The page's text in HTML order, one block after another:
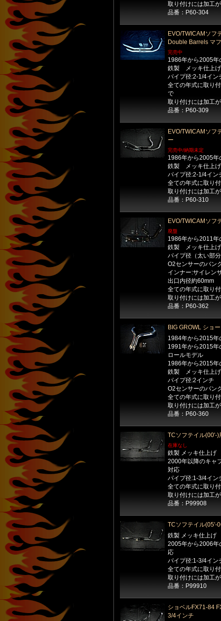
取り付けには加工
品番：P60-304
EVO/TWICAMソフ
Double Barrels マ
完売中
1986年から2005年
鉄製 メッキ仕上げ
パイプ径:2-1/4イン
全ての年式に取り
で
取り付けには加工
品番：P60-309
EVO/TWICAMソフ
ー
完売中/納期未定
1986年から2005年
鉄製 メッキ仕上げ
パイプ径:2-1/4イン
全ての年式に取り
取り付けには加工
品番：P60-310
EVO/TWICAMソフ
廃盤
1986年から2011年
鉄製 メッキ仕上げ
パイプ径（太い部
O2センサーのバン
インナー:サイレン
出口内径約60mm
全ての年式に取り
取り付けには加工
品番：P60-362
BIG GROWL ショ
1984年から2015年
1991年から2015年
ロールモデル
1986年から2015年
鉄製 メッキ仕上げ
パイプ径:2インチ
O2センサーのバン
全ての年式に取り
取り付けには加工
品番：P60-360
TCソフテイル(00'-
在庫なし
鉄製 メッキ仕上げ
2000年以降のキャ
対応
パイプ径:1-3/4イン
全ての年式に取り
取り付けには加工
品番：P99908
TCソフテイル(05'-
鉄製 メッキ仕上げ
2005年から2006年
応
パイプ径:1-3/4イン
全ての年式に取り
取り付けには加工
品番：P99910
ショベルFX71-84
3/4インチ